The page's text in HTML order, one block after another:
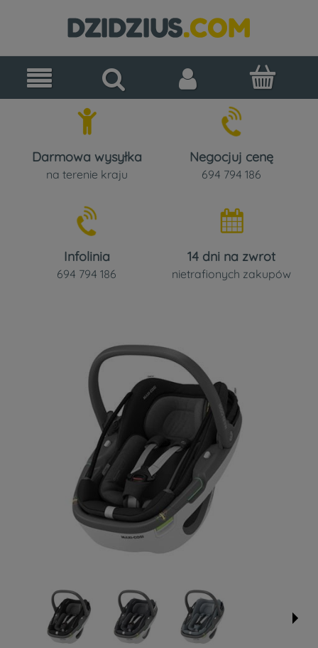
Darmowa wysyłka
na terenie kraju
Negocjuj cenę
694 794 186
Infolinia
694 794 186
14 dni na zwrot
nietrafionych zakupów